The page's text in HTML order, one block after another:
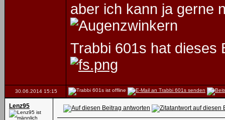
aber ich kann ja gerne
Trabbi 601s hat dieses
30.06.2014 15:15
Lenz95